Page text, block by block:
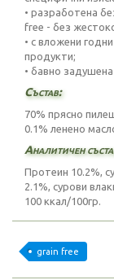
• разработена
free - без
• с вложени
продукти;
• бавно
Състав:
70% прясно
0.1% ленено
Аналитичен
Протеин 10.2%,
2.1%, сурови
100 ккал/100гр.
grain free